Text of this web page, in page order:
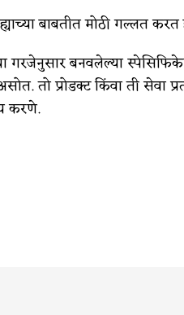
बाबतीत मोठी गल्लत
गरजेनुसार बनवलेल्या
तो प्रोडक्ट किंवा ती सेवा
करणे.